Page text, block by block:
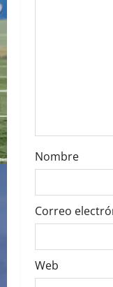
n
Nombre
Correo
Web